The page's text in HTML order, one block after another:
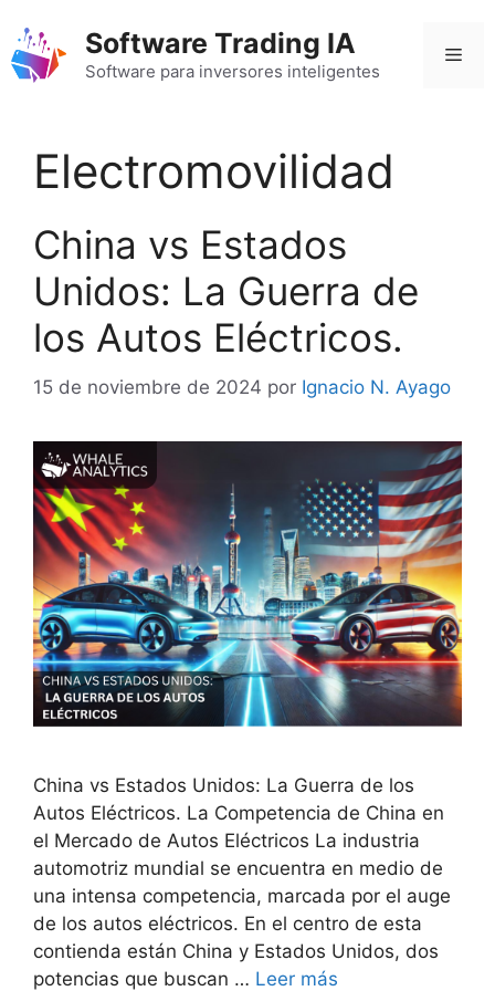
contenido
Software Trading IA
Software para inversores inteligentes
Electromovilidad
China vs Estados
Unidos: La Guerra de
los Autos Eléctricos.
15 de noviembre de 2024 por Ignacio N. Ayago
China vs Estados Unidos: La Guerra de los
Autos Eléctricos. La Competencia de China en
el Mercado de Autos Eléctricos La industria
automotriz mundial se encuentra en medio de
una intensa competencia, marcada por el auge
de los autos eléctricos. En el centro de esta
contienda están China y Estados Unidos, dos
potencias que buscan … Leer más